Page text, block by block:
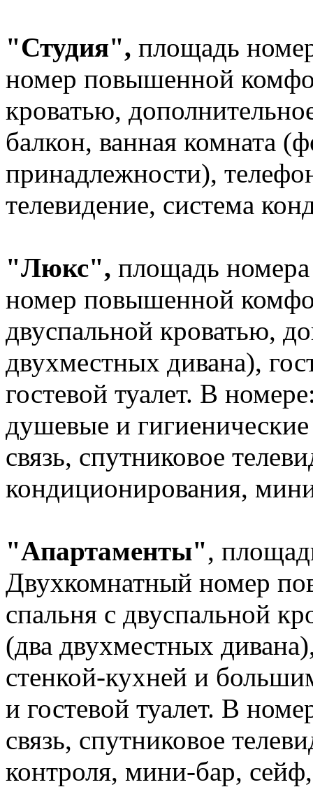
"Студия", площадь
номер повышенной
кроватью,
балкон, ванная комната
принадлежности),
телевидение, система
"Люкс", площадь
номер повышенной
двуспальной кроватью,
двухместных дивана),
гостевой туалет. В
душевые и
связь, спутниковое
кондиционирования,
"Апартаменты",
Двухкомнатный номер
спальня с двуспальной
(два двухместных
стенкой-кухней и
и гостевой туалет. В
связь, спутниковое
контроля, мини-бар,